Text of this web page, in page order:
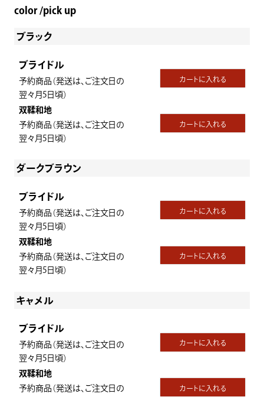
color pick up
ブラック
ブライドル
予約商品（発送は、ご注文日の
翌々月5日頃）
カートに入れる
双鞣和地
予約商品（発送は、ご注文日の
翌々月5日頃）
カートに入れる
ダークブラウン
ブライドル
予約商品（発送は、ご注文日の
翌々月5日頃）
カートに入れる
双鞣和地
予約商品（発送は、ご注文日の
翌々月5日頃）
カートに入れる
キャメル
ブライドル
予約商品（発送は、ご注文日の
翌々月5日頃）
カートに入れる
双鞣和地
予約商品（発送は、ご注文日の
カートに入れる